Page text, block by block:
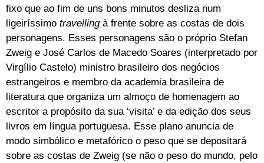
fixo que ao fim de uns bons minutos desliza num
ligeiríssimo travellingà frente sobre as costas de dois
personagens. Esses personagens são o próprio Stefan
Zweig e José Carlos de Macedo Soares (interpretado por
Virgílio Castelo) ministro brasileiro dos negócios
estrangeiros e membro da academia brasileira de
literatura que organiza um almoço de homenagem ao
escritor a propósito da sua ‘visita’ e da edição dos seus
livros em língua portuguesa. Esse plano anuncia de
modo simbólico e metafórico o peso que se depositará
sobre as costas de Zweig (se não o peso do mundo, pelo